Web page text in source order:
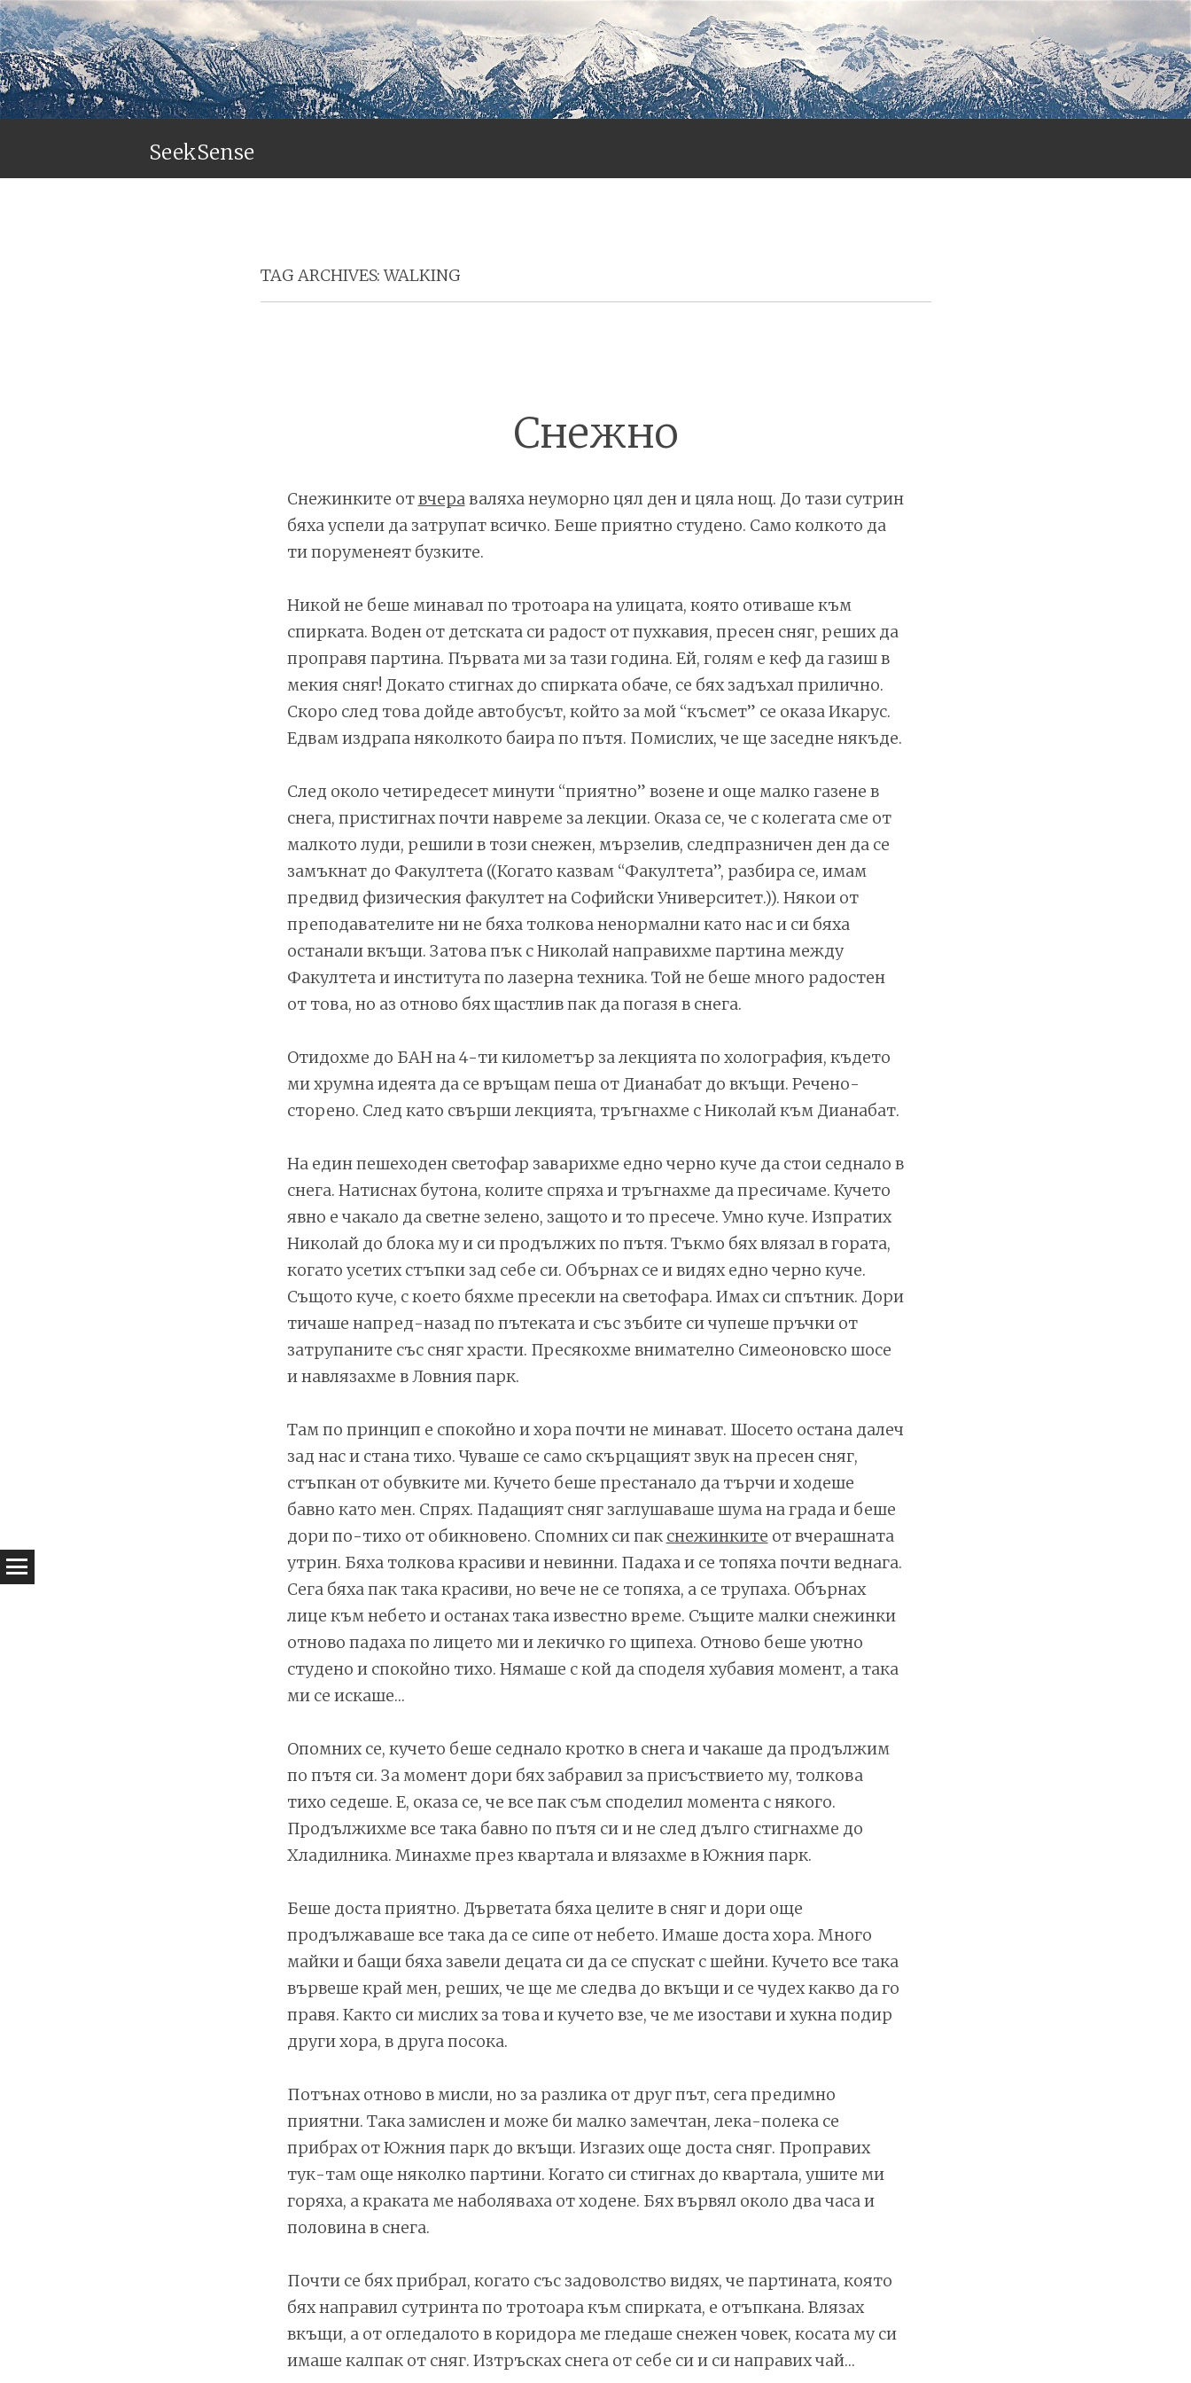
SeekSense
TAG ARCHIVES:WALKING
Снежно
Снежинките отвчераваляха неуморно цял ден и цяла нощ. До тази сутрин
бяха успели да затрупат всичко. Беше приятно студено. Само колкото да
ти поруменеят бузките.
Никой не беше минавал по тротоара на улицата, която отиваше към
спирката. Воден от детската си радост от пухкавия, пресен сняг, реших да
проправя партина. Първата ми за тази година. Ей, голям е кеф да газиш в
мекия сняг! Докато стигнах до спирката обаче, се бях задъхал прилично.
Скоро след това дойде автобусът, който за мой “късмет” се оказа Икарус.
Едвам издрапа няколкото баира по пътя. Помислих, че ще заседне някъде.
След около четиредесет минути “приятно” возене и още малко газене в
снега, пристигнах почти навреме за лекции. Оказа се, че с колегата сме от
малкото луди, решили в този снежен, мързелив, следпразничен ден да се
замъкнат до Факултета ((Когато казвам “Факултета”, разбира се, имам
предвид физическия факултет на Софийски Университет.)). Някои от
преподавателите ни не бяха толкова ненормални като нас и си бяха
останали вкъщи. Затова пък с Николай направихме партина между
Факултета и института по лазерна техника. Той не беше много радостен
от това, но аз отново бях щастлив пак да погазя в снега.
Отидохме до БАН на 4-ти километър за лекцията по холография, където
ми хрумна идеята да се връщам пеша от Дианабат до вкъщи. Речено-
сторено. След като свърши лекцията, тръгнахме с Николай към Дианабат.
На един пешеходен светофар заварихме едно черно куче да стои седнало в
снега. Натиснах бутона, колите спряха и тръгнахме да пресичаме. Кучето
явно е чакало да светне зелено, защото и то пресече. Умно куче. Изпратих
Николай до блока му и си продължих по пътя. Тъкмо бях влязал в гората,
когато усетих стъпки зад себе си. Обърнах се и видях едно черно куче.
Същото куче, с което бяхме пресекли на светофара. Имах си спътник. Дори
тичаше напред-назад по пътеката и със зъбите си чупеше пръчки от
затрупаните със сняг храсти. Пресякохме внимателно Симеоновско шосе
и навлязахме в Ловния парк.
Там по принцип е спокойно и хора почти не минават. Шосето остана далеч
зад нас и стана тихо. Чуваше се само скърцащият звук на пресен сняг,
стъпкан от обувките ми. Кучето беше престанало да търчи и ходеше
бавно като мен. Спрях. Падащият сняг заглушаваше шума на града и беше
дори по-тихо от обикновено. Спомних си пак снежинките от вчерашната
утрин. Бяха толкова красиви и невинни. Падаха и се топяха почти веднага.
Сега бяха пак така красиви, но вече не се топяха, а се трупаха. Oбърнах
лице към небето и останах така известно време. Същите малки снежинки
отново падаха по лицето ми и лекичко го щипеха. Отново беше уютно
студено и спокойно тихо. Нямаше с кой да споделя хубавия момент, а така
ми се искаше…
Опомних се, кучето беше седнало кротко в снега и чакаше да продължим
по пътя си. За момент дори бях забравил за присъствието му, толкова
тихо седеше. Е, оказа се, че все пак съм споделил момента с някого.
Продължихме все така бавно по пътя си и не след дълго стигнахме до
Хладилника. Минахме през квартала и влязахме в Южния парк.
Беше доста приятно. Дърветата бяха целите в сняг и дори още
продължаваше все така да се сипе от небето. Имаше доста хора. Много
майки и бащи бяха завели децата си да се спускат с шейни. Кучето все така
вървеше край мен, реших, че ще ме следва до вкъщи и се чудех какво да го
правя. Както си мислих за това и кучето взе, че ме изостави и хукна подир
други хора, в друга посока.
Потънах отново в мисли, но за разлика от друг път, сега предимно
приятни. Така замислен и може би малко замечтан, лека-полека се
прибрах от Южния парк до вкъщи. Изгазих още доста сняг. Проправих
тук-там още няколко партини. Когато си стигнах до квартала, ушите ми
горяха, а краката ме наболяваха от ходене. Бях вървял около два часа и
половина в снега.
Почти се бях прибрал, когато със задоволство видях, че партината, която
бях направил сутринта по тротоара към спирката, е отъпкана. Влязах
вкъщи, а от огледалото в коридора ме гледаше снежен човек, косата му си
имаше калпак от сняг. Изтръсках снега от себе си и си направих чай…